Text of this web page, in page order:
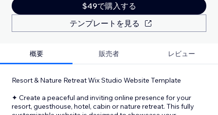
$49で購入する
テンプレートを見る
概要 販売者 レビュー
Resort & Nature Retreat Wix Studio Website Template
✦ Create a peaceful and inviting online presence for your
resort, guesthouse, hotel, cabin or nature retreat. This fully